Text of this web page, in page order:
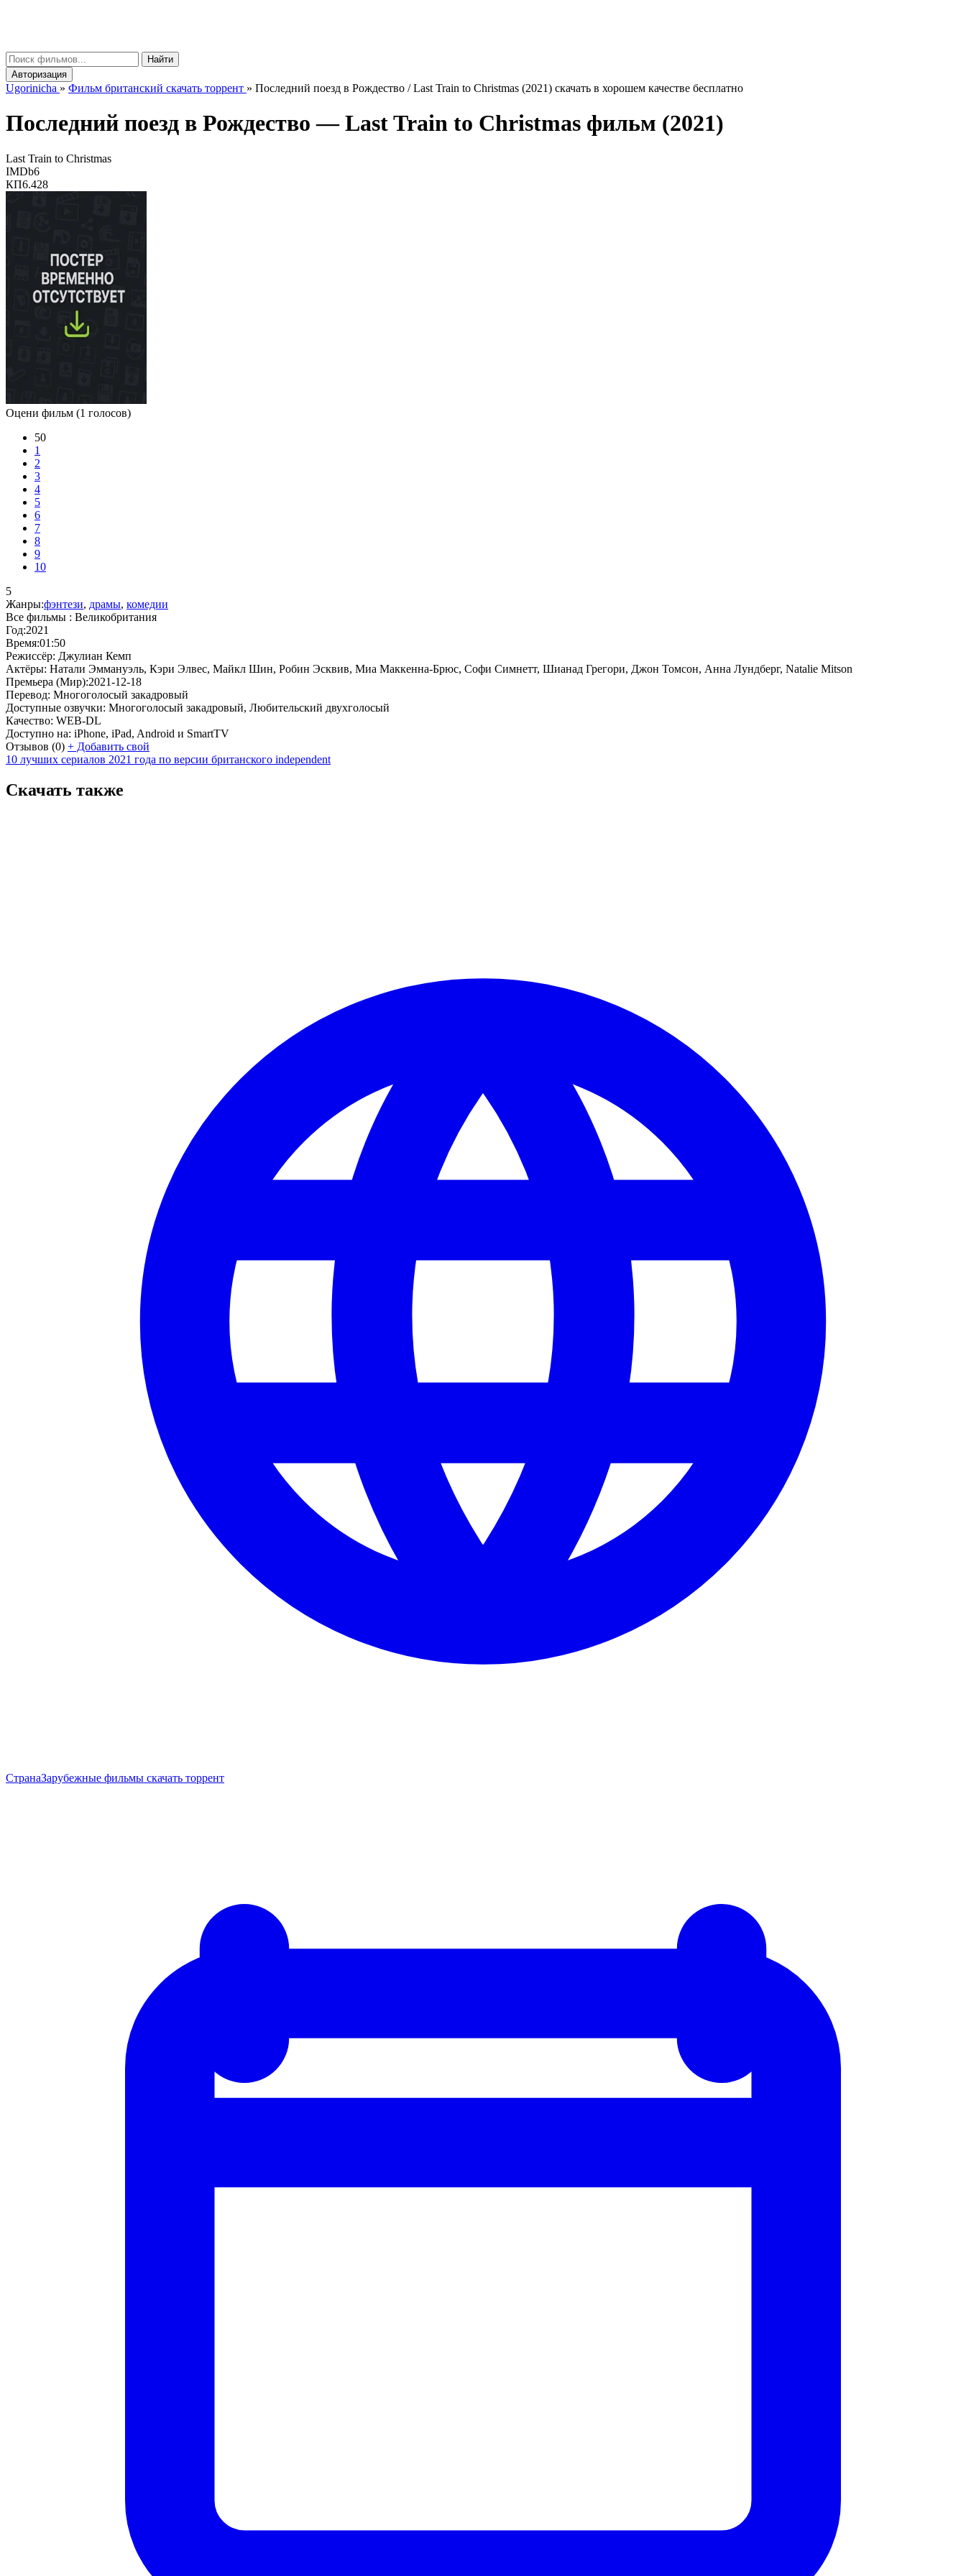
Найти
Авторизация
Ugorinicha » Фильм британский скачать торрент » Последний поезд в Рождество / Last Train to Christmas (2021) скачать в хорошем качестве бесплатно
Последний поезд в Рождество —Last Train to Christmas фильм (2021)
Last Train to Christmas
IMDb6
КП6.428
Оцени фильм (1 голосов)
50
1
2
3
4
5
6
7
8
9
10
5
Жанры:фэнтези, драмы, комедии
Все фильмы : Великобритания
Год:2021
Время:01:50
Режиссёр: Джулиан Кемп
Актёры: Натали Эммануэль, Кэри Элвес, Майкл Шин, Робин Эсквив, Миа Маккенна-Брюс, Софи Симнетт, Шианад Грегори, Джон Томсон, Анна Лундберг, Natalie Mitson
Премьера (Мир):2021-12-18
Перевод: Многоголосый закадровый
Доступные озвучки: Многоголосый закадровый, Любительский двухголосый
Качество: WEB-DL
Доступно на: iPhone, iPad, Android и SmartTV
Отзывов (0) + Добавить свой
10 лучших сериалов 2021 года по версии британского independent
Скачать также
СтранаЗарубежные фильмы скачать торрент